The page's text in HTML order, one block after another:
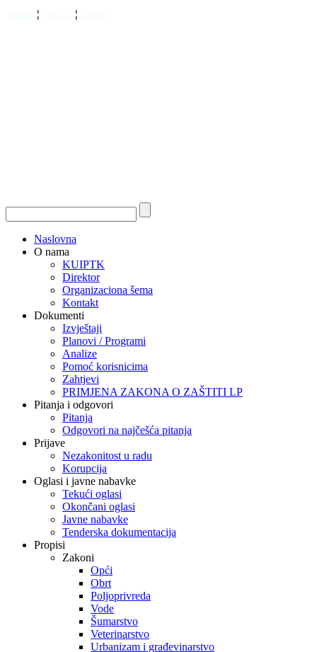
¦ ¦
Naslovna
O nama
KUIPTK
Direktor
Organizaciona šema
Kontakt
Dokumenti
Izvještaji
Planovi / Programi
Analize
Pomoć korisnicima
Zahtjevi
PRIMJENA ZAKONA O ZAŠTITI LP
Pitanja i odgovori
Pitanja
Odgovori na najčešća pitanja
Prijave
Nezakonitost u radu
Korupcija
Oglasi i javne nabavke
Tekući oglasi
Okončani oglasi
Javne nabavke
Tenderska dokumentacija
Propisi
Zakoni
Opći
Obrt
Poljoprivreda
Vode
Šumarstvo
Veterinarstvo
Urbanizam i građevinarstvo